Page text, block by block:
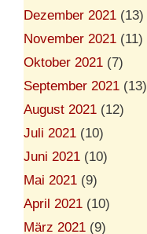
Dezember 2021 (13)
November 2021 (11)
Oktober 2021 (7)
September 2021 (13)
August 2021 (12)
Juli 2021 (10)
Juni 2021 (10)
Mai 2021 (9)
April 2021 (10)
März 2021 (9)